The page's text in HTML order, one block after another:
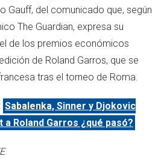
Gauff, del comunicado que, según
The Guardian, expresa su
de los premios económicos
de Roland Garros, que se
tras el torneo de Roma.
Sabalenka, Sinner y Djokovic
a Roland Garros ¿qué pasó?